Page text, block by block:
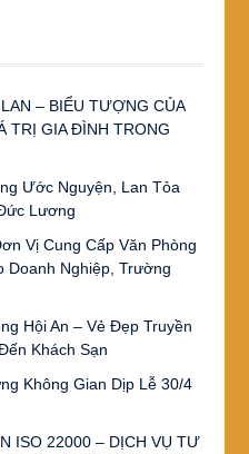
– BIỂU TƯỢNG CỦA
TRỊ GIA ĐÌNH TRONG
Ước Nguyện, Lan Tỏa
Lương
Vị Cung Cấp Văn Phòng
Doanh Nghiệp, Trường
Hội An – Vẻ Đẹp Truyền
Khách Sạn
Không Gian Dịp Lễ 30/4
ISO 22000 – DỊCH VỤ TƯ